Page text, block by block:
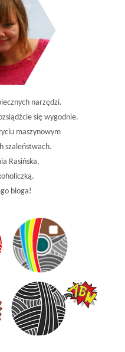
narzędzi.
się wygodnie.
maszynowym
szaleństwach.
Rasińska,
bloga!